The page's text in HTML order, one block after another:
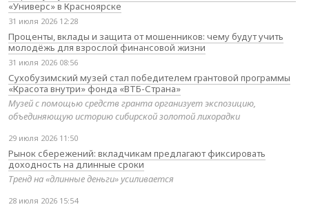
«Универс» в Красноярске
31 июля 2026 12:28
Проценты, вклады и защита от мошенников: чему будут учить
молодёжь для взрослой финансовой жизни
31 июля 2026 08:56
Сухобузимский музей стал победителем грантовой программы
«Красота внутри» фонда «ВТБ-Страна»
Музей с помощью средств гранта организует экспозицию,
объединяющую историю сибирской золотой лихорадки
29 июля 2026 11:50
Рынок сбережений: вкладчикам предлагают фиксировать
доходность на длинные сроки
Тренд на «длинные деньги» усиливается
28 июля 2026 15:54